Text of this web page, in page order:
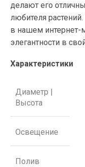
делают его
любителя
в нашем интернет-
элегантности в
Характеристики
Диаметр |
Высота
Освещение
Полив